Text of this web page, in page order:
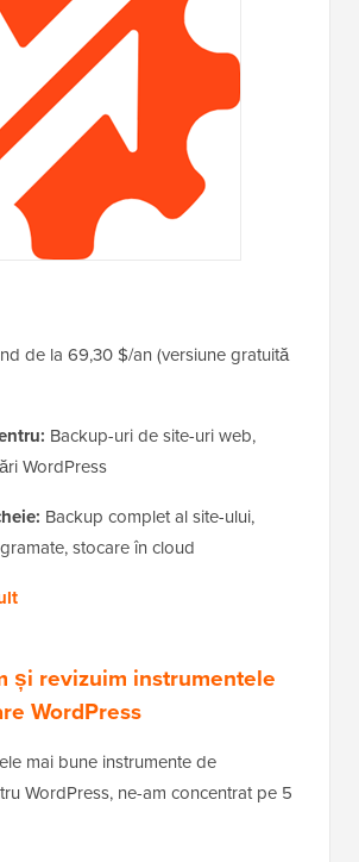
de la 69,30 $/an (versiune gratuită
Backup-uri de site-uri web,
WordPress
Backup complet al site-ului,
stocare în cloud
și revizuim instrumentele
WordPress
mai bune instrumente de
WordPress, ne-am concentrat pe 5